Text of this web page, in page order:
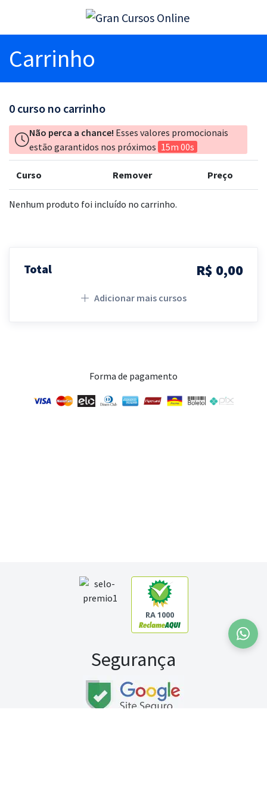
Carrinho
0 curso no carrinho
Não perca a chance! Esses valores promocionais
estão garantidos nos próximos 15m 00s
Curso Remover Preço
Nenhum produto foi incluído no carrinho.
Total R$ 0,00
Adicionar mais cursos
Forma de pagamento
RA 1000
Segurança